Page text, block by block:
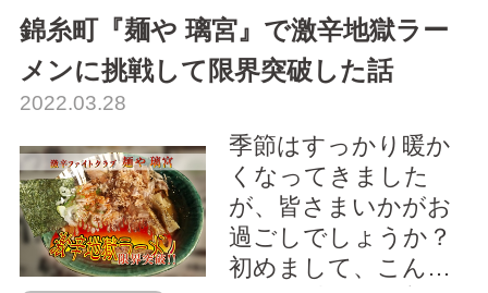
もの、失敗してしま
ったものはあります
か？ 先日、社内で昨
思うものを調査して
みましたので、一言
コ...
錦糸町『麺や 璃宮』で激辛地獄ラー
メンに挑戦して限界突破した話
2022.03.28
季節はすっかり暖か
くなってきました
が、皆さまいかがお
過ごしでしょうか？
初めまして、こんに